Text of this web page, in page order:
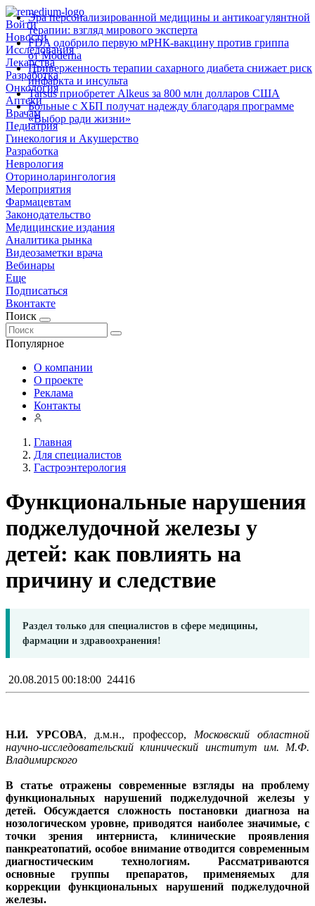
Войти
Новости
Исследования
Лекарства
Разработка
Онкология
Аптеки
Врачам
Педиатрия
Гинекология и Акушерство
Разработка
Неврология
Оториноларингология
Мероприятия
Фармацевтам
Законодательство
Медицинские издания
Аналитика рынка
Видеозаметки врача
Вебинары
Еще
Подписаться
Вконтакте
Поиск
Популярное
Эра персонализированной медицины и антикоагулянтной
терапии: взгляд мирового эксперта
FDA одобрило первую мРНК‑вакцину против гриппа
от Moderna
Приверженность терапии сахарного диабета снижает риск
инфаркта и инсульта
Tarsus приобретет Alkeus за 800 млн долларов США
Больные с ХБП получат надежду благодаря программе
«Выбор ради жизни»
О компании
О проекте
Реклама
Контакты
Главная
Для специалистов
Гастроэнтерология
Функциональные нарушения
поджелудочной железы у
детей: как повлиять на
причину и следствие
Раздел только для специалистов в сфере медицины,
фармации и здравоохранения!
20.08.2015 00:18:00 24416
Н.И. УРСОВА, д.м.н., профессор, Московский областной
научно-исследовательский клинический институт им. М.Ф.
Владимирского
В статье отражены современные взгляды на проблему
функциональных нарушений поджелудочной железы у
детей. Обсуждается сложность постановки диагноза на
нозологическом уровне, приводятся наиболее значимые, с
точки зрения интерниста, клинические проявления
панкреатопатий, особое внимание отводится современным
диагностическим технологиям. Рассматриваются
основные группы препаратов, применяемых для
коррекции функциональных нарушений поджелудочной
железы.